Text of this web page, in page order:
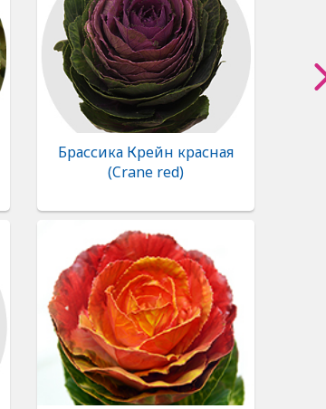
Брассика Крейн красная
(Crane red)